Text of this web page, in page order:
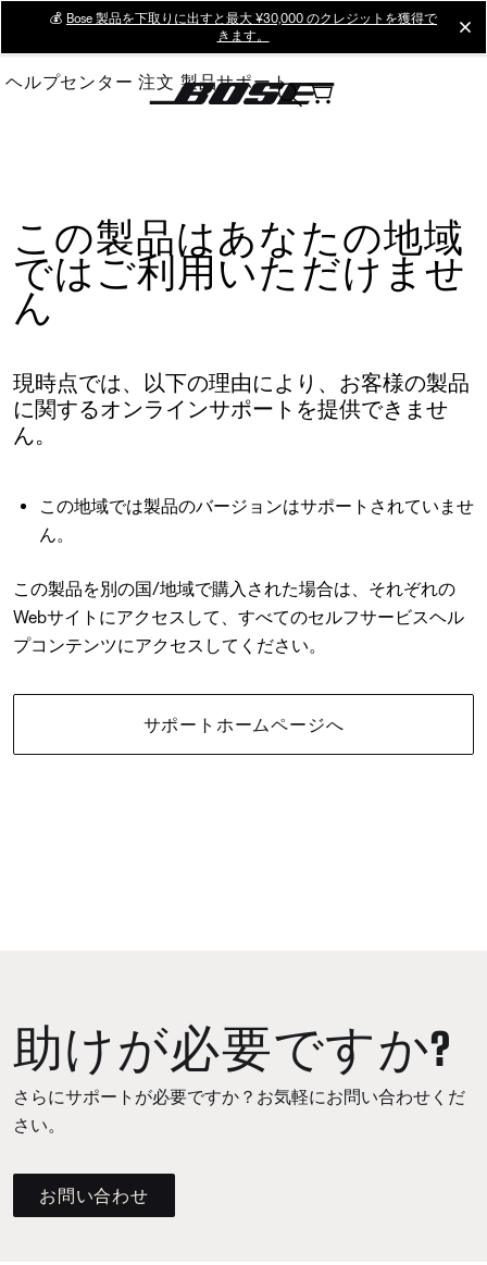
Main
💰 Bose 製品を下取りに出すと最大 ¥30,000 のクレジットを獲得で
きます。
ヘルプセンター 注文 製品サポート
この製品はあなたの地域
ではご利用いただけませ
ん
現時点では、以下の理由により、お客様の製品
に関するオンラインサポートを提供できませ
ん。
この地域では製品のバージョンはサポートされていませ
ん。
この製品を別の国/地域で購入された場合は、それぞれの
Webサイトにアクセスして、すべてのセルフサービスヘル
プコンテンツにアクセスしてください。
サポートホームページへ
助けが必要ですか?
さらにサポートが必要ですか？お気軽にお問い合わせくだ
さい。
お問い合わせ